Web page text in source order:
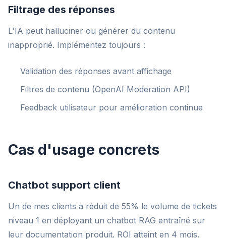
Filtrage des réponses
L'IA peut halluciner ou générer du contenu
inapproprié. Implémentez toujours :
Validation des réponses avant affichage
Filtres de contenu (OpenAI Moderation API)
Feedback utilisateur pour amélioration continue
Cas d'usage concrets
Chatbot support client
Un de mes clients a réduit de 55% le volume de tickets
niveau 1 en déployant un chatbot RAG entraîné sur
leur documentation produit. ROI atteint en 4 mois.